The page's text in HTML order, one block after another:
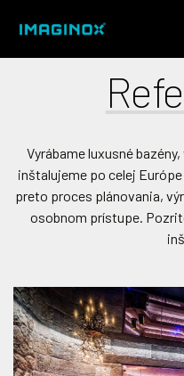
Vyrábame luxusné
inštalujeme po celej
preto proces plánovania,
osobnom prístupe.